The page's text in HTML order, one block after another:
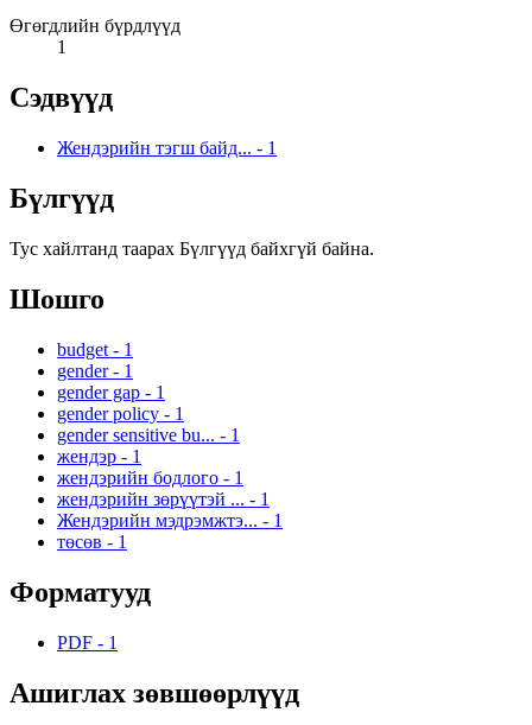
Өгөгдлийн бүрдлүүд
1
Сэдвүүд
Жендэрийн тэгш байд... - 1
Бүлгүүд
Тус хайлтанд таарах Бүлгүүд байхгүй байна.
Шошго
budget - 1
gender - 1
gender gap - 1
gender policy - 1
gender sensitive bu... - 1
жендэр - 1
жендэрийн бодлого - 1
жендэрийн зөрүүтэй ... - 1
Жендэрийн мэдрэмжтэ... - 1
төсөв - 1
Форматууд
PDF - 1
Ашиглах зөвшөөрлүүд